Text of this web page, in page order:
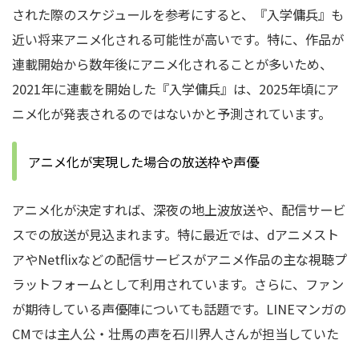
された際のスケジュールを参考にすると、『入学傭兵』も
近い将来アニメ化される可能性が高いです。特に、作品が
連載開始から数年後にアニメ化されることが多いため、
2021年に連載を開始した『入学傭兵』は、2025年頃にア
ニメ化が発表されるのではないかと予測されています。
アニメ化が実現した場合の放送枠や声優
アニメ化が決定すれば、深夜の地上波放送や、配信サービ
スでの放送が見込まれます。特に最近では、dアニメスト
アやNetflixなどの配信サービスがアニメ作品の主な視聴プ
ラットフォームとして利用されています。さらに、ファン
が期待している声優陣についても話題です。LINEマンガの
CMでは主人公・壮馬の声を石川界人さんが担当していた